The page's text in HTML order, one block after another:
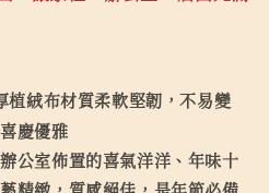
植絨布材質柔軟堅韌，不易變
慶優雅
公室佈置的喜氣洋洋、年味十